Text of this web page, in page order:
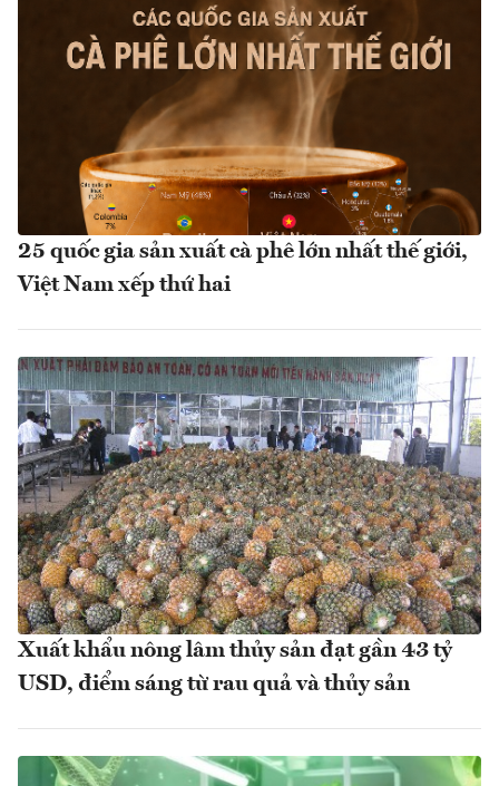
25 quốc gia sản xuất cà phê lớn nhất thế giới,
Việt Nam xếp thứ hai
Xuất khẩu nông lâm thủy sản đạt gần 43 tỷ
USD, điểm sáng từ rau quả và thủy sản